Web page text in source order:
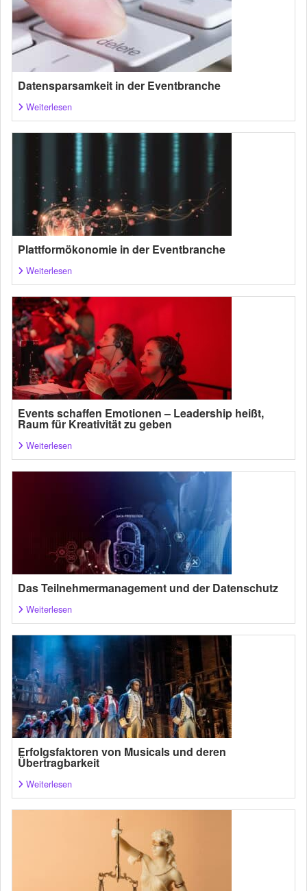
Datensparsamkeit in der Eventbranche
Weiterlesen
Plattformökonomie in der Eventbranche
Weiterlesen
Events schaffen Emotionen – Leadership heißt,
Raum für Kreativität zu geben
Weiterlesen
Das Teilnehmermanagement und der Datenschutz
Weiterlesen
Erfolgsfaktoren von Musicals und deren
Übertragbarkeit
Weiterlesen